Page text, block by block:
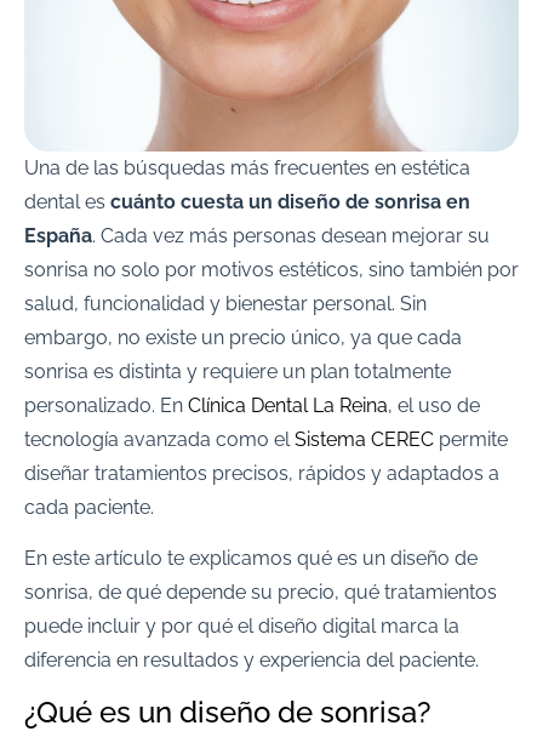
Una de las búsquedas más frecuentes en estética
dental es cuánto cuesta un diseño de sonrisa en
España. Cada vez más personas desean mejorar su
sonrisa no solo por motivos estéticos, sino también por
salud, funcionalidad y bienestar personal. Sin
embargo, no existe un precio único, ya que cada
sonrisa es distinta y requiere un plan totalmente
personalizado. En Clínica Dental La Reina, el uso de
tecnología avanzada como elSistema CEREC permite
diseñar tratamientos precisos, rápidos y adaptados a
cada paciente.
En este artículo te explicamos qué es un diseño de
sonrisa, de qué depende su precio, qué tratamientos
puede incluir y por qué el diseño digital marca la
diferencia en resultados y experiencia del paciente.
¿Qué es un diseño de sonrisa?